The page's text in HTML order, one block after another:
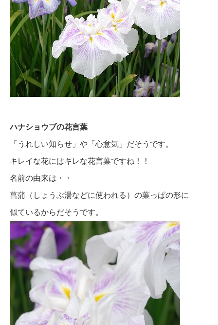
ハナショウブの花言葉
「うれしい知らせ」や「心意気」だそうです。
キレイな花にはキレな花言葉ですね！！
名前の由来は・・
菖蒲（しょうぶ湯などに使われる）の葉っぱの形に
似ているからだそうです。